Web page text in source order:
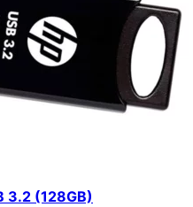
3.2 (128GB)